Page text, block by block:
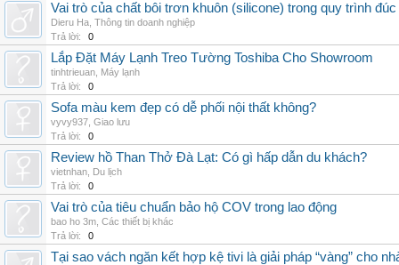
Vai trò của chất bôi trơn khuôn (silicone) trong quy trình
Dieru Ha Thông tin doanh nghiệp
Trả lời:
0
Lắp Đặt Máy Lạnh Treo Tường Toshiba Cho Showroom
tinhtrieuan Máy lạnh
Trả lời:
0
Sofa màu kem đẹp có dễ phối nội thất không?
vyvy937 Giao lưu
Trả lời:
0
Review hồ Than Thở Đà Lạt: Có gì hấp dẫn du khách?
vietnhan Du lịch
Trả lời:
0
Vai trò của tiêu chuẩn bảo hộ COV trong lao động
bao ho 3m Các thiết bị khác
Trả lời:
0
Tại sao vách ngăn kết hợp kệ tivi là giải pháp “vàng” cho